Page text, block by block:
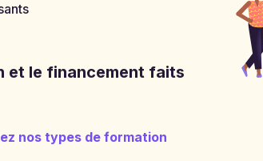
et le financement faits
nos types de formation